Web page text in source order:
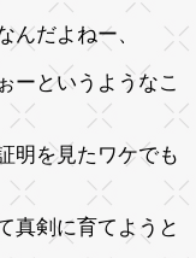
んだよねー、
というようなこ
明を見たワケでも
真剣に育てようと